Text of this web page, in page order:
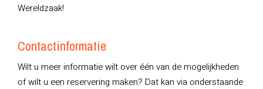
Wereldzaak!
Contactinformatie
Wilt u meer informatie wilt over één van de mogelijkheden
of wilt u een reservering maken? Dat kan via onderstaande